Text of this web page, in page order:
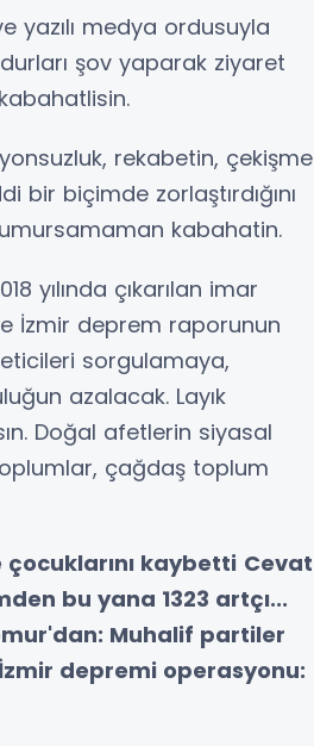
yazılı medya ordusuyla
şov yaparak ziyaret
rekabetin, çekişme
bir biçimde zorlaştırdığını
kabahatin.
yılında çıkarılan imar
ve İzmir deprem raporunun
sorgulamaya,
azalacak. Layık
Doğal afetlerin siyasal
çağdaş toplum
kaybetti Cevat
bu yana 1323 artçı...
Muhalif partiler
depremi operasyonu: